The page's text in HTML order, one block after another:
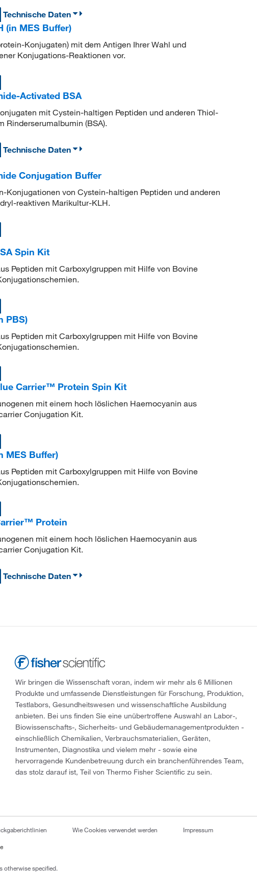
Technische Daten
MES Buffer)
Konjugaten) mit dem Antigen Ihrer Wahl und
Konjugations-Reaktionen vor.
Activated BSA
mit Cystein-haltigen Peptiden und anderen Thiol-
Rinderserumalbumin (BSA).
Technische Daten
Conjugation Buffer
Konjugationen von Cystein-haltigen Peptiden und anderen
reaktiven Marikultur-KLH.
Spin Kit
Peptiden mit Carboxylgruppen mit Hilfe von Bovine
PBS)
Peptiden mit Carboxylgruppen mit Hilfe von Bovine
Carrier™ Protein Spin Kit
mit einem hoch löslichen Haemocyanin aus
Conjugation Kit.
Buffer)
Peptiden mit Carboxylgruppen mit Hilfe von Bovine
Protein
mit einem hoch löslichen Haemocyanin aus
Conjugation Kit.
Technische Daten
Wir bringen die Wissenschaft voran, indem wir mehr als 6 Millionen
Produkte und umfassende Dienstleistungen für Forschung, Produktion,
Testlabors, Gesundheitswesen und wissenschaftliche Ausbildung
anbieten. Bei uns finden Sie eine unübertroffene Auswahl an Labor-,
Biowissenschafts-, Sicherheits- und Gebäudemanagementprodukten -
einschließlich Chemikalien, Verbrauchsmaterialien, Geräten,
Instrumenten, Diagnostika und vielem mehr - sowie eine
hervorragende Kundenbetreuung durch ein branchenführendes Team,
das stolz darauf ist, Teil von Thermo Fisher Scientific zu sein.
Wie Cookies verwendet werden Impressum
otherwise specified.